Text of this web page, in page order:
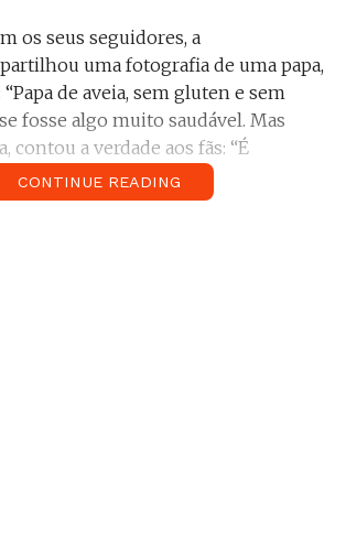
os seus seguidores, a
uma fotografia de uma papa,
de aveia, sem gluten e sem
fosse algo muito saudável. Mas
contou a verdade aos fãs: “É
CONTINUE READING